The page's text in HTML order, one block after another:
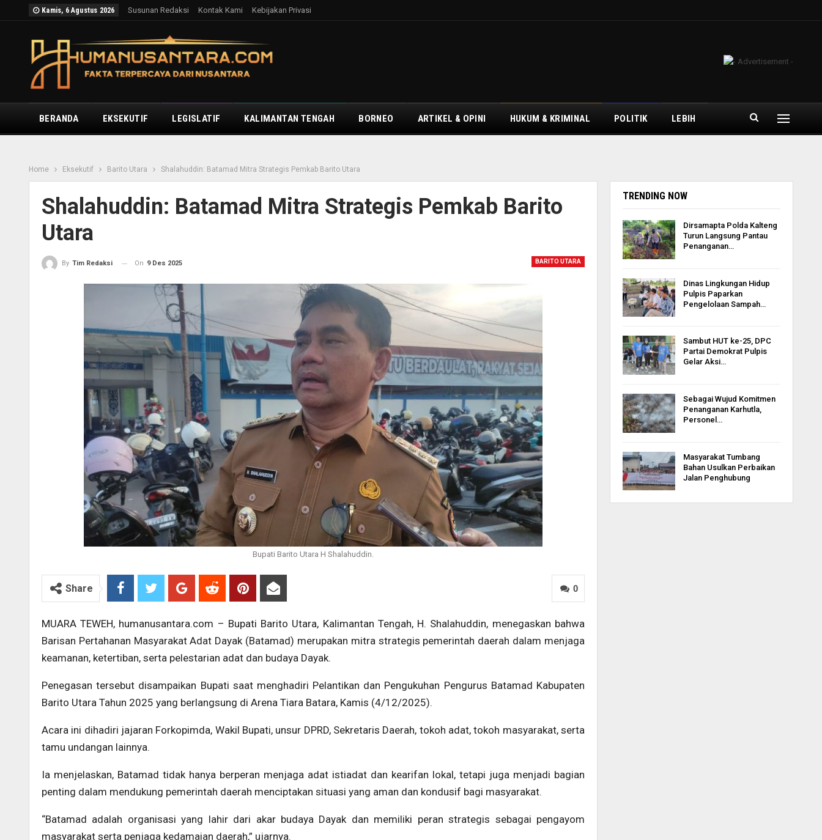
Kamis, 6 Agustus 2026 Susunan Redaksi Kontak Kami Kebijakan Privasi
BERANDA EKSEKUTIF LEGISLATIF KALIMANTAN TENGAH BORNEO ARTIKEL & OPINI HUKUM & KRIMINAL POLITIK LEBIH
Home Eksekutif Barito Utara Shalahuddin: Batamad Mitra Strategis Pemkab Barito Utara
Shalahuddin: Batamad Mitra Strategis Pemkab Barito
Utara
BARITO UTARA
By Tim Redaksi On 9 Des 2025
Bupati Barito Utara H Shalahuddin.
0
Share
MUARA TEWEH, humanusantara.com – Bupati Barito Utara, Kalimantan Tengah, H. Shalahuddin, menegaskan bahwa
Barisan Pertahanan Masyarakat Adat Dayak (Batamad) merupakan mitra strategis pemerintah daerah dalam menjaga
keamanan, ketertiban, serta pelestarian adat dan budaya Dayak.
Penegasan tersebut disampaikan Bupati saat menghadiri Pelantikan dan Pengukuhan Pengurus Batamad Kabupaten
Barito Utara Tahun 2025 yang berlangsung di Arena Tiara Batara, Kamis (4/12/2025).
Acara ini dihadiri jajaran Forkopimda, Wakil Bupati, unsur DPRD, Sekretaris Daerah, tokoh adat, tokoh masyarakat, serta
tamu undangan lainnya.
Ia menjelaskan, Batamad tidak hanya berperan menjaga adat istiadat dan kearifan lokal, tetapi juga menjadi bagian
penting dalam mendukung pemerintah daerah menciptakan situasi yang aman dan kondusif bagi masyarakat.
“Batamad adalah organisasi yang lahir dari akar budaya Dayak dan memiliki peran strategis sebagai pengayom
masyarakat serta penjaga kedamaian daerah,” ujarnya.
TRENDING NOW
Dirsamapta Polda Kalteng
Turun Langsung Pantau
Penanganan…
Dinas Lingkungan Hidup
Pulpis Paparkan
Pengelolaan Sampah…
Sambut HUT ke-25, DPC
Partai Demokrat Pulpis
Gelar Aksi…
Sebagai Wujud Komitmen
Penanganan Karhutla,
Personel…
Masyarakat Tumbang
Bahan Usulkan Perbaikan
Jalan Penghubung